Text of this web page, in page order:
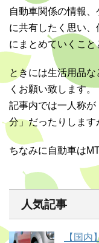
自動車関係の情報
に共有したく思い
にまとめていくこと
ときには生活用品
くお願い致します。
記事内では一人称
分」だったりします
人気記事
【国